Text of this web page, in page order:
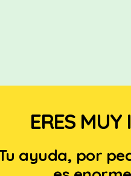
ERES
ayuda, por